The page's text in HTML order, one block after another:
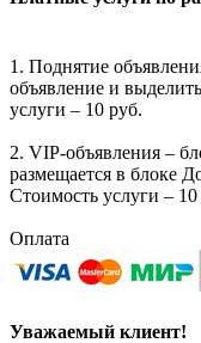
1. Поднятие
объявление и
услуги – 10 руб.
2. VIP-объявления –
размещается в блоке
Стоимость услуги –
Оплата
Уважаемый клиент!